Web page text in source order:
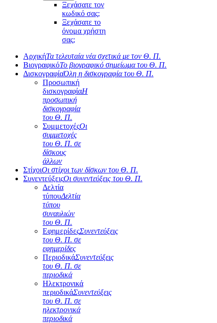
Ξεχάσατε τον
κωδικό σας;
Ξεχάσατε το
όνομα χρήστη
σας;
ΑρχικήΤα τελευταία νέα σχετικά με τον Θ. Π.
ΒιογραφικόΤο βιογραφικό σημείωμα του Θ. Π.
ΔισκογραφίαΌλη η δισκογραφία του Θ. Π.
Προσωπική
δισκογραφίαΗ
προσωπική
δισκογραφία
του Θ. Π.
ΣυμμετοχέςΟι
συμμετοχές
του Θ. Π. σε
δίσκους
άλλων
ΣτίχοιΟι στίχοι των δίσκων του Θ. Π.
ΣυνεντεύξειςΟι συνεντεύξεις του Θ. Π.
Δελτία
τύπουΔελτία
τύπου
συναυλιών
του Θ. Π.
ΕφημερίδεςΣυνεντεύξεις
του Θ. Π. σε
εφημερίδες
ΠεριοδικάΣυνεντεύξεις
του Θ. Π. σε
περιοδικά
Ηλεκτρονικά
περιοδικάΣυνεντεύξεις
του Θ. Π. σε
ηλεκτρονικά
περιοδικά